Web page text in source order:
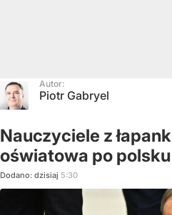
Autor:
Piotr Gabryel
Nauczyciele z
oświatowa po polsku
Dodano: dzisiaj 5:30